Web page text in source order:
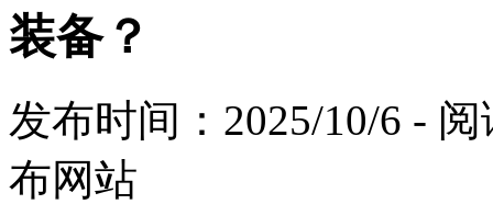
装备？
发布时间：2025/10/6 -
布网站